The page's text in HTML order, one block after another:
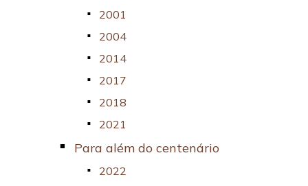
2001
2004
2014
2017
2018
2021
Para além do centenário
2022